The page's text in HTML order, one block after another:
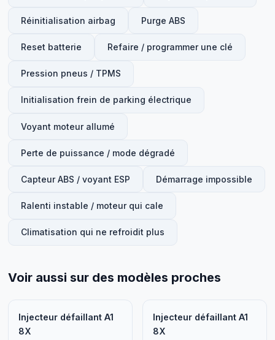
Réinitialisation airbag Purge ABS
Reset batterie Refaire / programmer une clé
Pression pneus / TPMS
Initialisation frein de parking électrique
Voyant moteur allumé
Perte de puissance / mode dégradé
Capteur ABS / voyant ESP Démarrage impossible
Ralenti instable / moteur qui cale
Climatisation qui ne refroidit plus
Voir aussi sur des modèles proches
Injecteur défaillant A1
8X
Injecteur défaillant A1
8X